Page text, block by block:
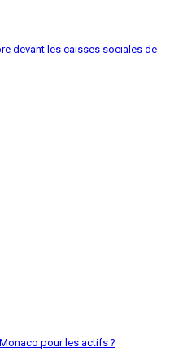
devant les caisses sociales de
pour les actifs ?